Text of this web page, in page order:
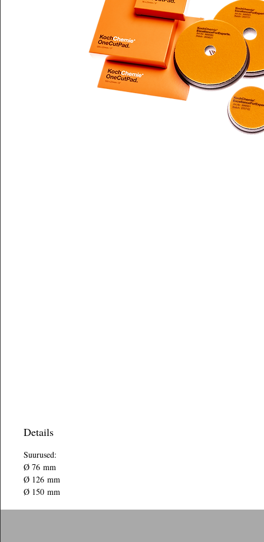
Details
Suurused:
Ø 76 mm
Ø 126 mm
Ø 150 mm